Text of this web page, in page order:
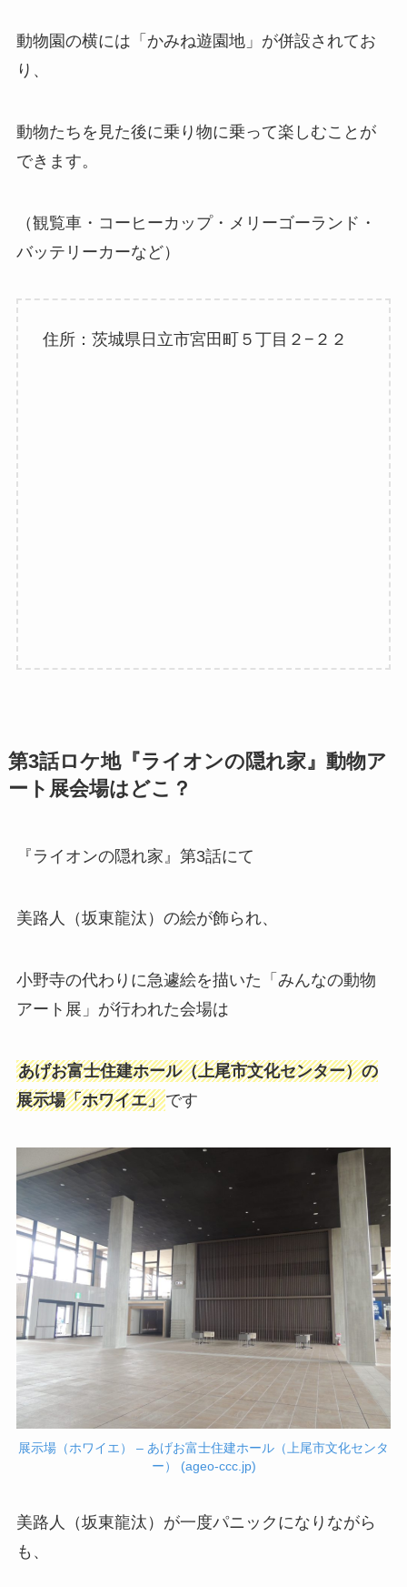
動物園の横には「かみね遊園地」が併設されてお
り、
動物たちを見た後に乗り物に乗って楽しむことが
できます。
（観覧車・コーヒーカップ・メリーゴーランド・
バッテリーカーなど）
住所：茨城県日立市宮田町５丁目２−２２
第3話ロケ地『ライオンの隠れ家』動物ア
ート展会場はどこ？
『ライオンの隠れ家』第3話にて
美路人 （坂東龍汰）の絵が飾られ、
小野寺の代わりに急遽絵を描いた「みんなの動物
アート展」が行われた会場は
あげお富士住建ホール（上尾市文化センター）の
展示場「ホワイエ」です
展示場（ホワイエ） – あげお富士住建ホール（上尾市文化センタ
ー） (ageo-ccc.jp)
美路人
（坂東龍汰）が一度パニックになりながら
も、